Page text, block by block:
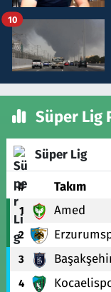
10
Süper Lig
Süper Lig
# Takım
1 Amed
2
3
4